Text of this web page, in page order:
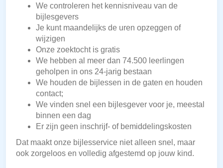
We controleren het kennisniveau van de
bijlesgevers
Je kunt maandelijks de uren opzeggen of
wijzigen
Onze zoektocht is gratis
We hebben al meer dan 74.500 leerlingen
geholpen in ons 24-jarig bestaan
We houden de bijlessen in de gaten en houden
contact;
We vinden snel een bijlesgever voor je, meestal
binnen een dag
Er zijn geen inschrijf- of bemiddelingskosten
Dat maakt onze bijlesservice niet alleen snel, maar
ook zorgeloos en volledig afgestemd op jouw kind.